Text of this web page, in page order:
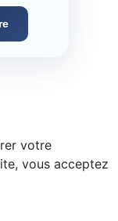
votre
vous acceptez